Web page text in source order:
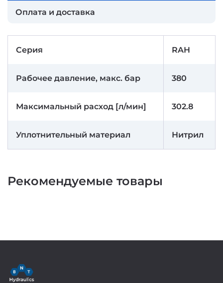
Оплата и доставка
Серия RAH
Рабочее давление, макс. бар 380
Максимальный расход [л/мин] 302.8
Уплотнительный материал Нитрил
Рекомендуемые товары